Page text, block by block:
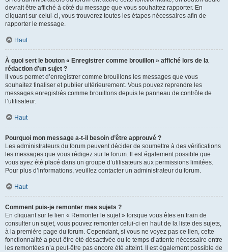
devrait être affiché à côté du message que vous souhaitez rapporter. En
cliquant sur celui-ci, vous trouverez toutes les étapes nécessaires afin de
rapporter le message.
Haut
À quoi sert le bouton « Enregistrer comme brouillon » affiché lors de la
rédaction d’un sujet ?
Il vous permet d’enregistrer comme brouillons les messages que vous
souhaitez finaliser et publier ultérieurement. Vous pouvez reprendre les
messages enregistrés comme brouillons depuis le panneau de contrôle de
l’utilisateur.
Haut
Pourquoi mon message a-t-il besoin d’être approuvé ?
Les administrateurs du forum peuvent décider de soumettre à des vérifications
les messages que vous rédigez sur le forum. Il est également possible que
vous ayez été placé dans un groupe d’utilisateurs aux permissions limitées.
Pour plus d’informations, veuillez contacter un administrateur du forum.
Haut
Comment puis-je remonter mes sujets ?
En cliquant sur le lien « Remonter le sujet » lorsque vous êtes en train de
consulter un sujet, vous pouvez remonter celui-ci en haut de la liste des sujets,
à la première page du forum. Cependant, si vous ne voyez pas ce lien, cette
fonctionnalité a peut-être été désactivée ou le temps d’attente nécessaire entre
les remontées n’a peut-être pas encore été atteint. Il est également possible de